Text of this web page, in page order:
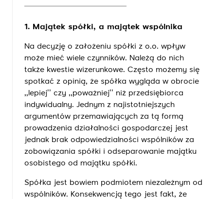
1. Majątek spółki, a majątek wspólnika
Na decyzję o założeniu spółki z o.o. wpływ
może mieć wiele czynników. Należą do nich
także kwestie wizerunkowe. Często możemy się
spotkać z opinią, że spółka wygląda w obrocie
,,lepiej’’ czy ,,poważniej’’ niż przedsiębiorca
indywidualny. Jednym z najistotniejszych
argumentów przemawiających za tą formą
prowadzenia działalności gospodarczej jest
jednak brak odpowiedzialności wspólników za
zobowiązania spółki i odseparowanie majątku
osobistego od majątku spółki.
Spółka jest bowiem podmiotem niezależnym od
wspólników. Konsekwencją tego jest fakt, że